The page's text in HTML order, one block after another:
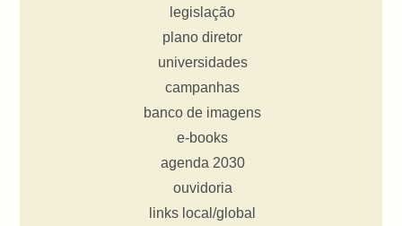
legislação
plano diretor
universidades
campanhas
banco de imagens
e-books
agenda 2030
ouvidoria
links local/global